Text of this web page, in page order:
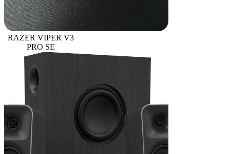
RAZER VIPER V3
PRO SE